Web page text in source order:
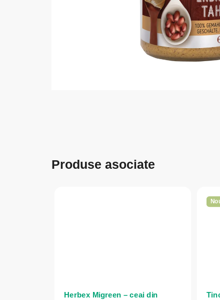
Produse asociate
Herbex Migreen – ceai din